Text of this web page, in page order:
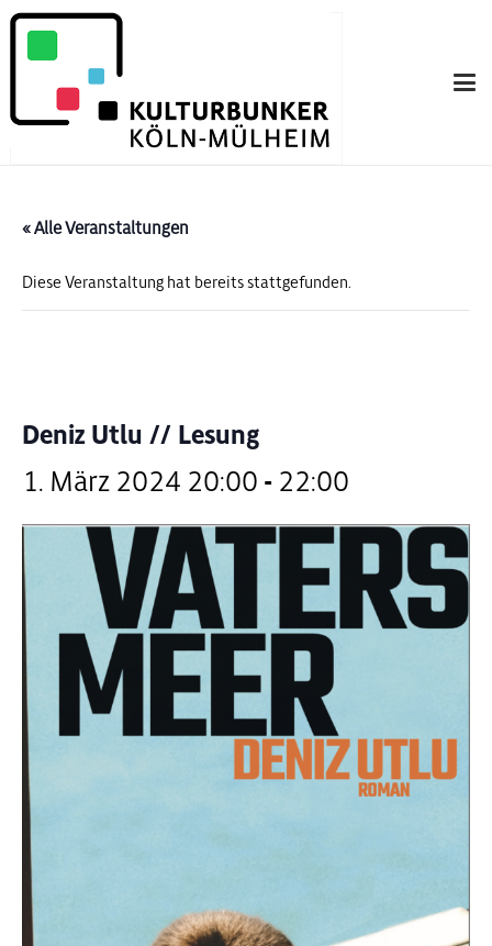
« Alle Veranstaltungen
Diese Veranstaltung hat bereits stattgefunden.
Deniz Utlu // Lesung
1. März 2024 20:00 - 22:00